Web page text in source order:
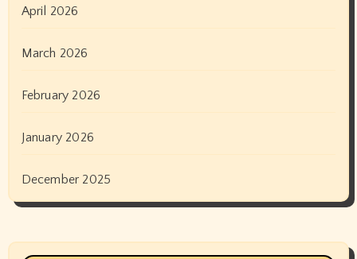
April 2026
March 2026
February 2026
January 2026
December 2025